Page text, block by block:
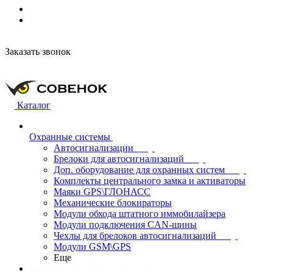
Заказать звонок
Каталог
Охранные системы
Автосигнализации
Брелоки для автосигнализаций
Доп. оборудование для охранных систем
Комплекты центрального замка и активаторы
Маяки GPS\ГЛОНАСС
Механические блокираторы
Модули обхода штатного иммобилайзера
Модули подключения CAN-шины
Чехлы для брелоков автосигнализаций
Модули GSM\GPS
Еще